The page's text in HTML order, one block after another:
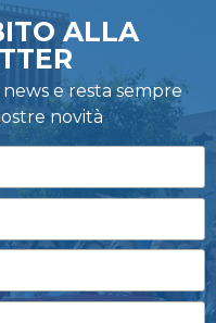
ALLA
e resta sempre
novità